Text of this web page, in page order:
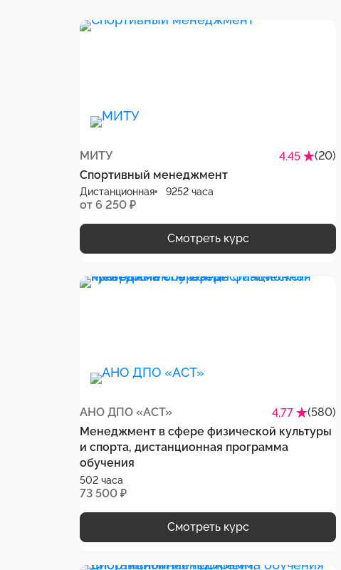
МИТУ 4.45
(20)
Спортивный менеджмент
Дистанционная 9252 часа
от 6 250 ₽
Смотреть курс
АНО ДПО «АСТ» 4.77
(580)
Менеджмент в сфере физической культуры
и спорта, дистанционная программа
обучения
502 часа
73 500 ₽
Смотреть курс